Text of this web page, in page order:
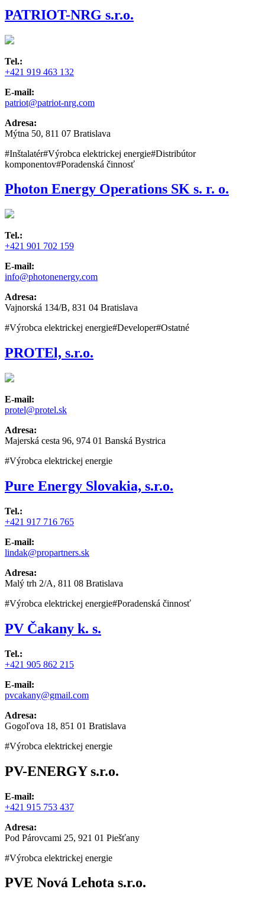
PATRIOT-NRG s.r.o.
Tel.:
+421 919 463 132
E-mail:
patriot@patriot-nrg.com
Adresa:
Mýtna 50, 811 07 Bratislava
#Inštalatér#Výrobca elektrickej energie#Distribútor
komponentov#Poradenská činnosť
Photon Energy Operations SK s. r. o.
Tel.:
+421 901 702 159
E-mail:
info@photonenergy.com
Adresa:
Vajnorská 134/B, 831 04 Bratislava
#Výrobca elektrickej energie#Developer#Ostatné
PROTEl, s.r.o.
E-mail:
protel@protel.sk
Adresa:
Majerská cesta 96, 974 01 Banská Bystrica
#Výrobca elektrickej energie
Pure Energy Slovakia, s.r.o.
Tel.:
+421 917 716 765
E-mail:
lindak@propartners.sk
Adresa:
Malý trh 2/A, 811 08 Bratislava
#Výrobca elektrickej energie#Poradenská činnosť
PV Čakany k. s.
Tel.:
+421 905 862 215
E-mail:
pvcakany@gmail.com
Adresa:
Gogoľova 18, 851 01 Bratislava
#Výrobca elektrickej energie
PV-ENERGY s.r.o.
E-mail:
+421 915 753 437
Adresa:
Pod Párovcami 25, 921 01 Piešťany
#Výrobca elektrickej energie
PVE Nová Lehota s.r.o.